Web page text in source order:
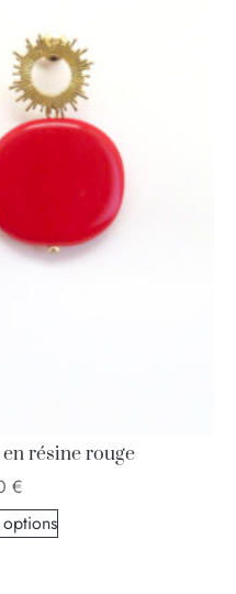
résine rouge
€